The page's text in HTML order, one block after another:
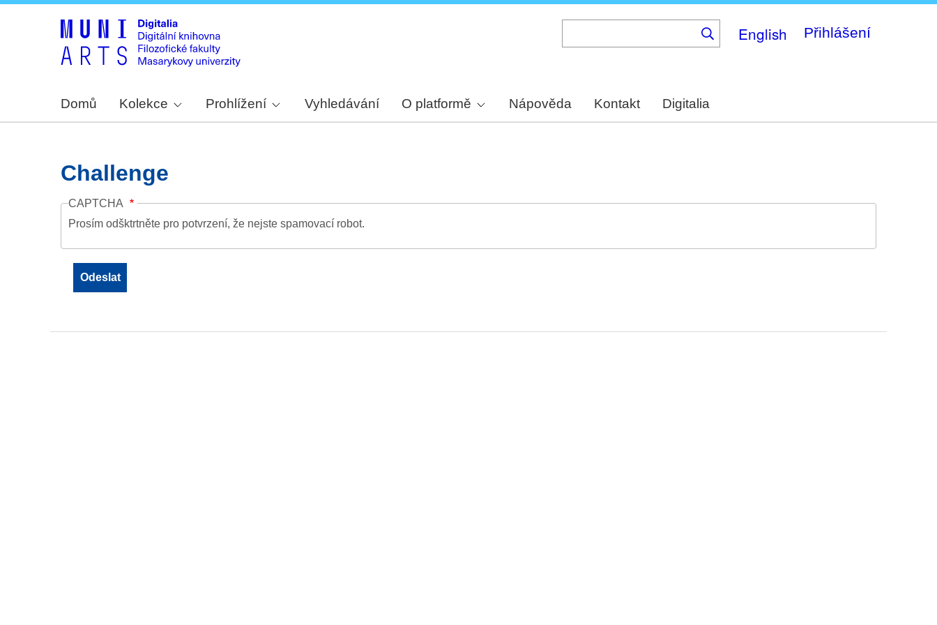
English Přihlášení
Domů Kolekce Prohlížení Vyhledávání O platformě Nápověda Kontakt Digitalia
Challenge
CAPTCHA
Prosím odšktrtněte pro potvrzení, že nejste spamovací robot.